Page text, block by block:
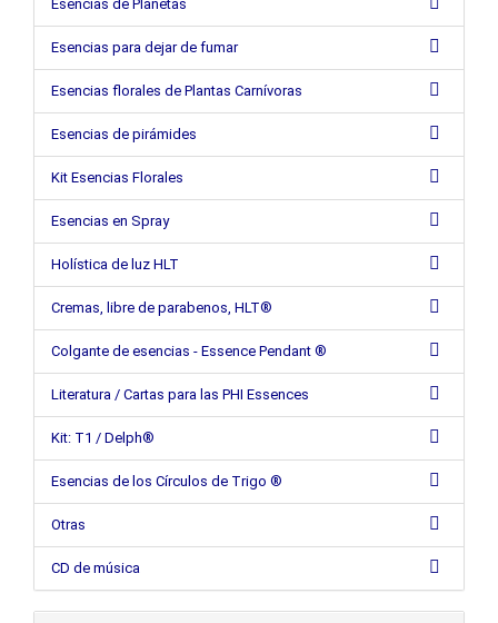
Esencias de Planetas
Esencias para dejar de fumar
Esencias florales de Plantas Carnívoras
Esencias de pirámides
Kit Esencias Florales
Esencias en Spray
Holística de luz HLT
Cremas, libre de parabenos, HLT®
Colgante de esencias - Essence Pendant ®
Literatura / Cartas para las PHI Essences
Kit: T1 / Delph®
Esencias de los Círculos de Trigo ®
Otras
CD de música